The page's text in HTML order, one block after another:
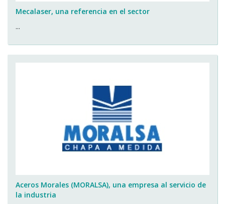
Mecalaser, una referencia en el sector
...
Aceros Morales (MORALSA), una empresa al servicio de
la industria